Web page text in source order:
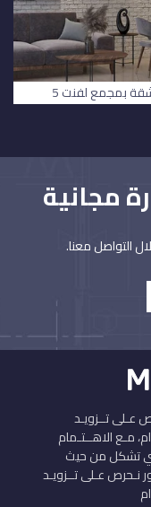
بمجمع لفنت 5
مجانية
التواصل معنا.
عـلى تــزويـد
مـع الاهــتـمام
تشكل من حيث
نـحرص عـلى تــزويـد